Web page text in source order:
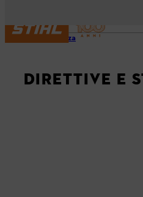
Sicurezza
DIRETTIVE E